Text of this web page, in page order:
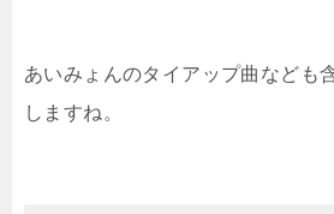
あいみょんのタイアップ曲なども
しますね。